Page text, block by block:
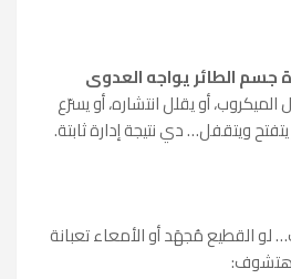
جسم الطائر يواجه العدوى
أو يقلل انتشاره، أو يسرّع
ويتقفل… دي نتيجة إدارة ثابتة.
القطيع مُجهَد أو الأمعاء تعبانة
هتشوف: